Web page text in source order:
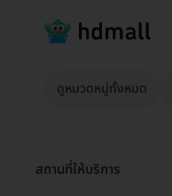
ดูหมวดหมู่ทั้งหมด
สถานที่ให้บริการ